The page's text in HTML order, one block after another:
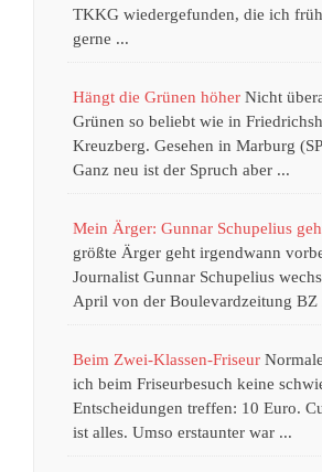
TKKG wiedergefunden, die ich
gerne ...
Hängt die Grünen höher Nicht
Grünen so beliebt wie in
Kreuzberg. Gesehen in Marburg
Ganz neu ist der Spruch aber ...
Mein Ärger: Gunnar Schupelius
größte Ärger geht irgendwann
Journalist Gunnar Schupelius
April von der Boulevardzeitung BZ
Beim Zwei-Klassen-Friseur
ich beim Friseurbesuch keine
Entscheidungen treffen: 10 Euro.
ist alles. Umso erstaunter war ...